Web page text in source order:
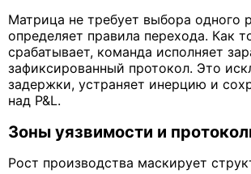
Матрица не требует выбора одного
определяет правила перехода. Как
срабатывает, команда исполняет
зафиксированный протокол. Это
задержки, устраняет инерцию и
над P&L.
Зоны уязвимости и
Рост производства маскирует